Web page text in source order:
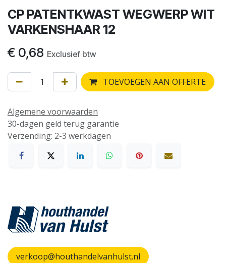
CP PATENTKWAST WEGWERP WIT
VARKENSHAAR 12
€ 0,68 Exclusief btw
TOEVOEGEN AAN OFFERTE
Algemene voorwaarden
30-dagen geld terug garantie
Verzending: 2-3 werkdagen
verkoop@houthandelvanhulst.nl